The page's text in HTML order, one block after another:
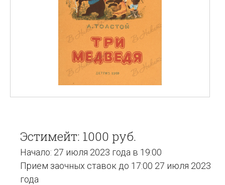
Эстимейт: 1000 руб.
Начало: 27 июля 2023 года в 19:00
Прием заочных ставок до 17:00 27 июля 2023
года